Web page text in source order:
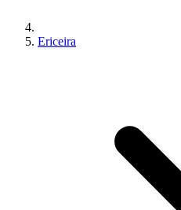
Ericeira